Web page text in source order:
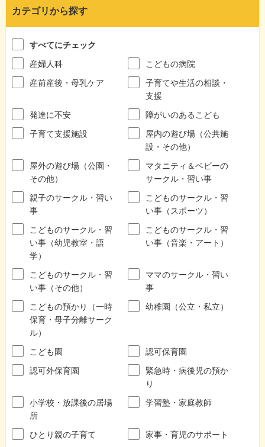
カテゴリから探す
すべてにチェック
産婦人科
こどもの病院
産前産後・母乳ケア
子育てや生活の相談・
支援
発達に不安
障がいのあるこども
子育て支援施設
屋内の遊び場（公共施
設・その他）
屋外の遊び場（公園・
その他）
マタニティ＆ベビーの
サークル・習い事
親子のサークル・習い
事
こどものサークル・習
い事（スポーツ）
こどものサークル・習
い事（幼児教室・語
学）
こどものサークル・習
い事（音楽・アート）
こどものサークル・習
い事（その他）
ママのサークル・習い
事
こどもの預かり（一時
保育・母子分離サーク
ル）
幼稚園（公立・私立）
こども園
認可保育園
認可外保育園
緊急時・病後児の預か
り
小学校・放課後の居場
所
学習塾・家庭教師
ひとり親の子育て
家事・育児のサポート